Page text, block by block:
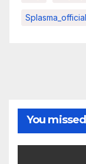
Splasma_official
You missed